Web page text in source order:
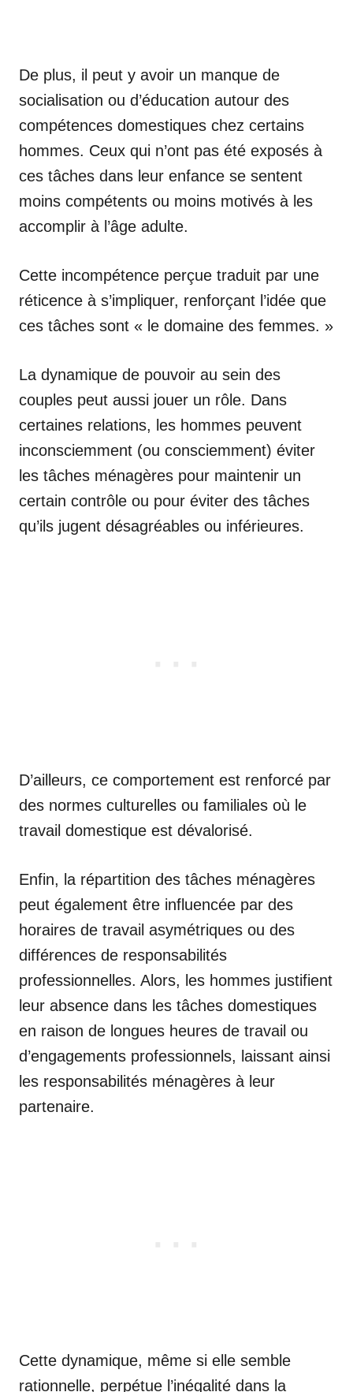
De plus, il peut y avoir un manque de
socialisation ou d’éducation autour des
compétences domestiques chez certains
hommes. Ceux qui n’ont pas été exposés à
ces tâches dans leur enfance se sentent
moins compétents ou moins motivés à les
accomplir à l’âge adulte.
Cette incompétence perçue traduit par une
réticence à s’impliquer, renforçant l’idée que
ces tâches sont « le domaine des femmes. »
La dynamique de pouvoir au sein des
couples peut aussi jouer un rôle. Dans
certaines relations, les hommes peuvent
inconsciemment (ou consciemment) éviter
les tâches ménagères pour maintenir un
certain contrôle ou pour éviter des tâches
qu’ils jugent désagréables ou inférieures.
D’ailleurs, ce comportement est renforcé par
des normes culturelles ou familiales où le
travail domestique est dévalorisé.
Enfin, la répartition des tâches ménagères
peut également être influencée par des
horaires de travail asymétriques ou des
différences de responsabilités
professionnelles. Alors, les hommes justifient
leur absence dans les tâches domestiques
en raison de longues heures de travail ou
d’engagements professionnels, laissant ainsi
les responsabilités ménagères à leur
partenaire.
Cette dynamique, même si elle semble
rationnelle, perpétue l’inégalité dans la